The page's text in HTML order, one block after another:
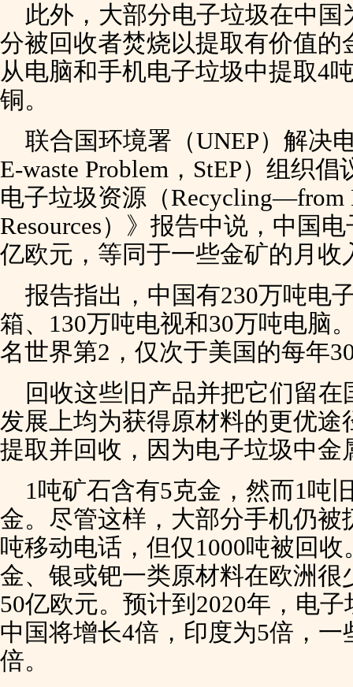
此外，大部分电子垃圾在中
分被回收者焚烧以提取有价值
从电脑和手机电子垃圾中提取4
铜。
联合国环境署（UNEP）解决
E-waste Problem，StEP）组织
电子垃圾资源（Recycling—from
Resources）》报告中说，中国
亿欧元，等同于一些金矿的月收
报告指出，中国有230万吨电
箱、130万吨电视和30万吨电脑
名世界第2，仅次于美国的每年
回收这些旧产品并把它们留
发展上均为获得原材料的更优途
提取并回收，因为电子垃圾中金
1吨矿石含有5克金，然而1吨
金。尽管这样，大部分手机仍被
吨移动电话，但仅1000吨被回
金、银或钯一类原材料在欧洲
50亿欧元。预计到2020年，电
中国将增长4倍，印度为5倍，
倍。